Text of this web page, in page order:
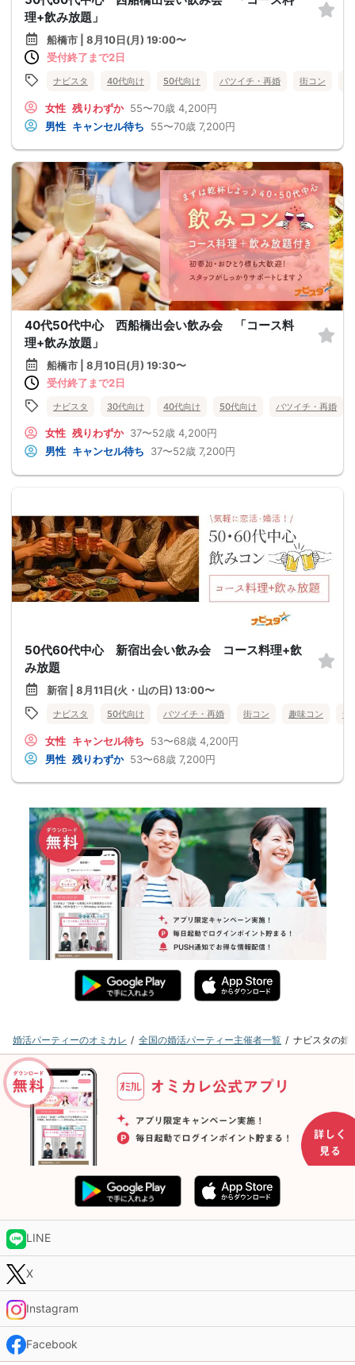
理+飲み放題」
船橋市 | 8月10日(月) 19:00〜
受付終了まで2日
ナビスタ 40代向け 50代向け バツイチ・再婚 街コン
女性 残りわずか 55〜70歳 4,200円
男性 キャンセル待ち 55〜70歳 7,200円
40代50代中心 西船橋出会い飲み会 「コース料
理+飲み放題」
船橋市 | 8月10日(月) 19:30〜
受付終了まで2日
ナビスタ 30代向け 40代向け 50代向け バツイチ・再婚
女性 残りわずか 37〜52歳 4,200円
男性 キャンセル待ち 37〜52歳 7,200円
50代60代中心 新宿出会い飲み会 コース料理+飲
み放題
新宿 | 8月11日(火・山の日) 13:00〜
ナビスタ 50代向け バツイチ・再婚 街コン 趣味コン 食
女性 キャンセル待ち 53〜68歳 4,200円
男性 残りわずか 53〜68歳 7,200円
婚活パーティーのオミカレ 全国の婚活パーティー主催者一覧 ナビスタの婚
LINE
X
Instagram
Facebook